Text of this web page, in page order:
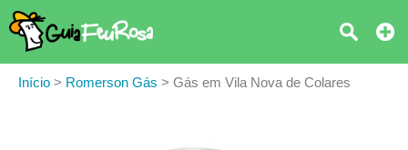
Início > Romerson Gás > Gás em Vila Nova de Colares